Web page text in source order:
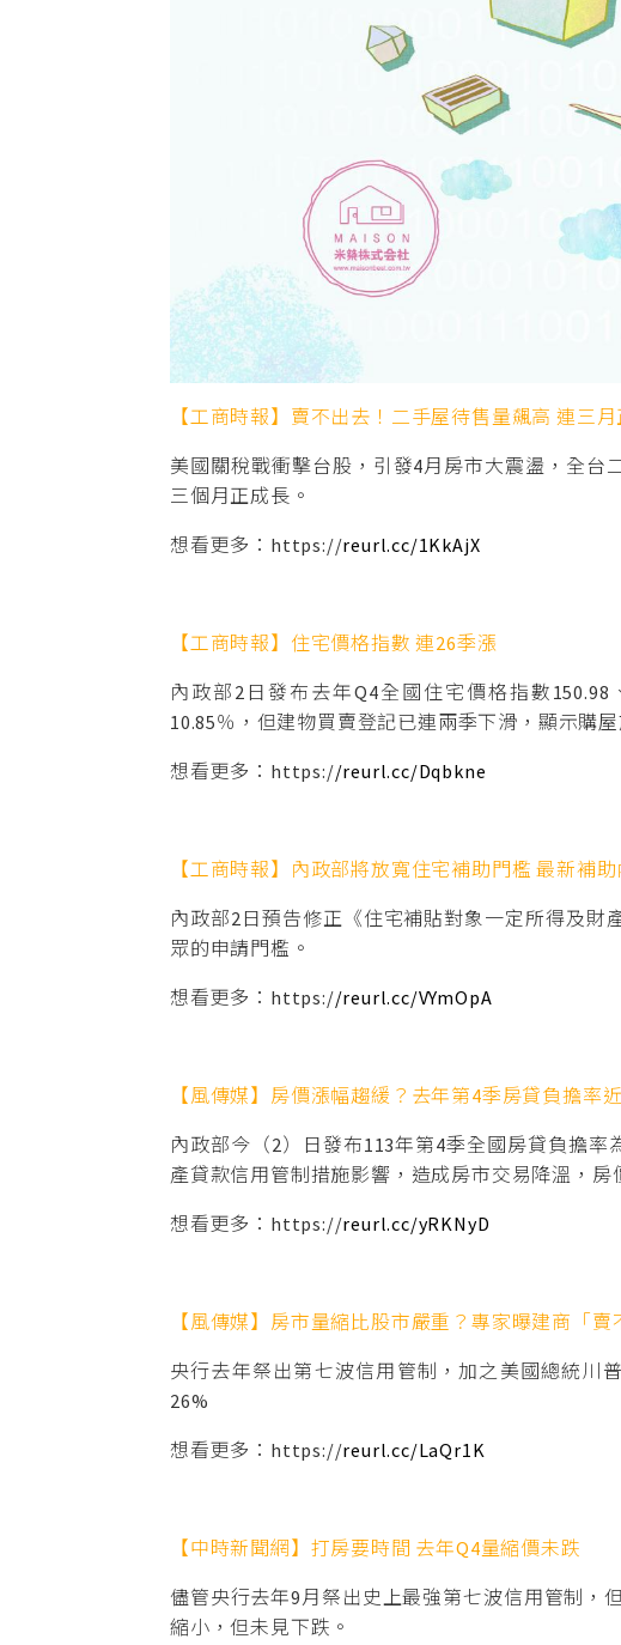
【工商時報】賣不出去！二手屋待售量飆高 連三
美國關稅戰衝擊台股，引發4月房市大震盪，全台
三個月正成長。
想看更多：https://reurl.cc/1KkAjX
【工商時報】住宅價格指數 連26季漲
內政部2日發布去年Q4全國住宅價格指數
10.85％，但建物買賣登記已連兩季下滑，顯示購
想看更多：https://reurl.cc/Dqbkne
【工商時報】內政部將放寬住宅補助門檻 最新補
內政部2日預告修正《住宅補貼對象一定所得及
眾的申請門檻。
想看更多：https://reurl.cc/VYmOpA
【風傳媒】房價漲幅趨緩？去年第4季房貸負擔率
內政部今（2）日發布113年第4季全國房貸負擔
產貸款信用管制措施影響，造成房市交易降溫，房
想看更多：https://reurl.cc/yRKNyD
【風傳媒】房市量縮比股市嚴重？專家曝建商「
央行去年祭出第七波信用管制，加之美國總統川
26%
想看更多：https://reurl.cc/LaQr1K
【中時新聞網】打房要時間 去年Q4量縮價未跌
儘管央行去年9月祭出史上最強第七波信用管制，
縮小，但未見下跌。